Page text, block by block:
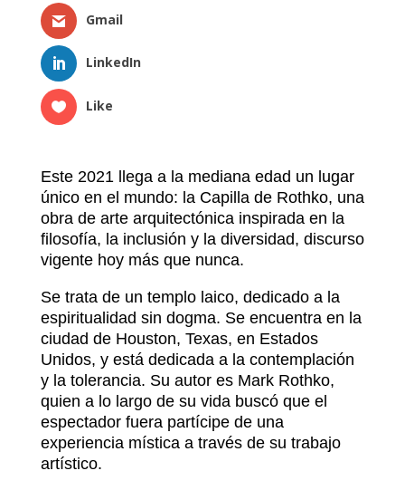
Gmail
LinkedIn
Like
Este 2021 llega a la mediana edad un lugar
único en el mundo: la Capilla de Rothko, una
obra de arte arquitectónica inspirada en la
filosofía, la inclusión y la diversidad, discurso
vigente hoy más que nunca.
Se trata de un templo laico, dedicado a la
espiritualidad sin dogma. Se encuentra en la
ciudad de Houston, Texas, en Estados
Unidos, y está dedicada a la contemplación
y la tolerancia. Su autor es Mark Rothko,
quien a lo largo de su vida buscó que el
espectador fuera partícipe de una
experiencia mística a través de su trabajo
artístico.